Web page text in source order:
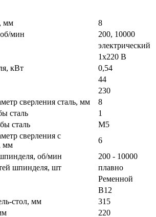
мм
8
мин
200, 10000
электрический
1х220 В
кВт
0,54
44
230
сверления сталь, мм
8
сталь
1
сталь
М5
сверления с
мм
6
об/мин
200 - 10000
шпинделя, шт
плавно
Ременной
B12
стол, мм
315
220